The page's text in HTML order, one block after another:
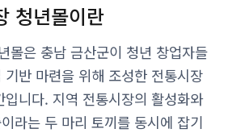
청년몰이란
몰은 충남 금산군이 청년 창업자들
기반 마련을 위해 조성한 전통시장
입니다. 지역 전통시장의 활성화와
라는 두 마리 토끼를 동시에 잡기